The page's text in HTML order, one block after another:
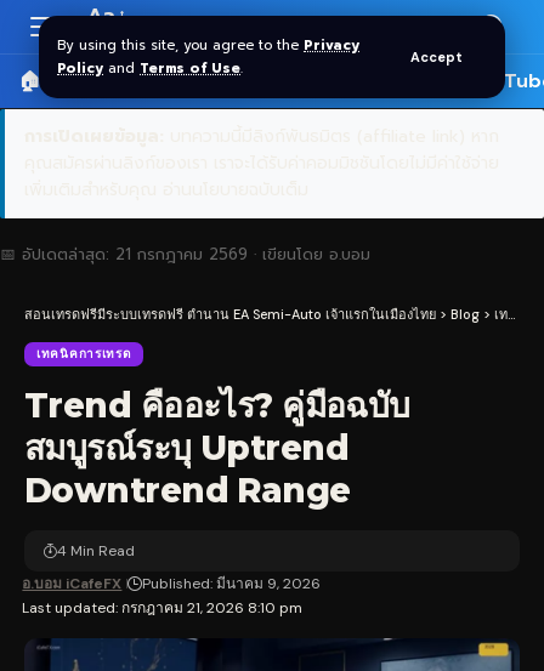
By using this site, you agree to the Privacy
Policy and Terms of Use.
Accept
Resizer
Aa
🏠 หน้าแรก ราคาทอง SPDR 🎬
📅 อัปเดตล่าสุด: 21 กรกฎาคม 2569 · เขียนโดย อ.บอม
สอนเทรดฟรีมีระบบเทรดฟรี ตำนาน EA Semi-Auto เจ้าแรกในเมืองไทย > Blog > เทคนิคการเทรด
เทคนิคการเทรด
Trend คืออะไร? คู่มือฉบับ
สมบูรณ์ระบุ Uptrend
Downtrend Range
Last updated: กรกฎาคม 21, 2026 8:10 pm
อ.บอม iCafeFX Published: มีนาคม 9, 2026
4 Min Read